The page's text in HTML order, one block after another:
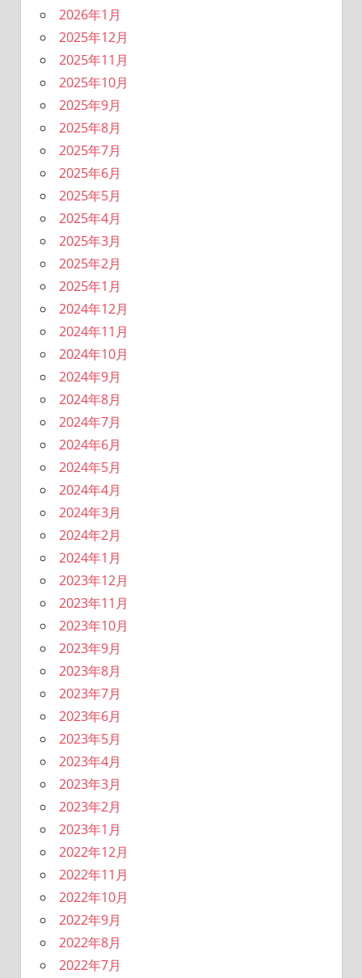
2026年1月
2025年12月
2025年11月
2025年10月
2025年9月
2025年8月
2025年7月
2025年6月
2025年5月
2025年4月
2025年3月
2025年2月
2025年1月
2024年12月
2024年11月
2024年10月
2024年9月
2024年8月
2024年7月
2024年6月
2024年5月
2024年4月
2024年3月
2024年2月
2024年1月
2023年12月
2023年11月
2023年10月
2023年9月
2023年8月
2023年7月
2023年6月
2023年5月
2023年4月
2023年3月
2023年2月
2023年1月
2022年12月
2022年11月
2022年10月
2022年9月
2022年8月
2022年7月